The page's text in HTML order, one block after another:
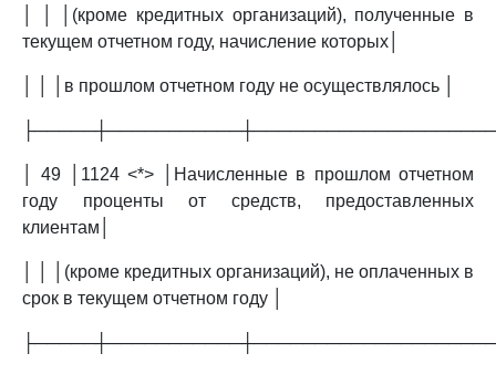
│ │ │(кроме кредитных организаций), полученные в
текущем отчетном году, начисление которых│
│ │ │в прошлом отчетном году не осуществлялось │
│ 49 │1124 <*> │Начисленные в прошлом отчетном
году проценты от средств, предоставленных
клиентам│
│ │ │(кроме кредитных организаций), не оплаченных в
срок в текущем отчетном году │